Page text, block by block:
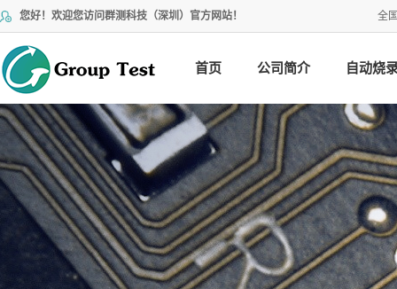
您好！欢迎您访问群测科技（深圳）官方网站！ 全
首页 公司简介 自动烧